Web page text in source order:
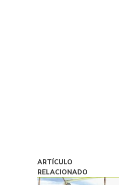
ARTÍCULO
RELACIONADO